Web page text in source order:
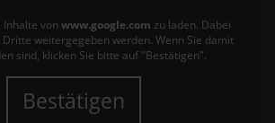
Inhalte von www.google.com zu laden. Dabei
weitergegeben werden. Wenn Sie damit
sind, klicken Sie bitte auf "Bestätigen".
Bestätigen